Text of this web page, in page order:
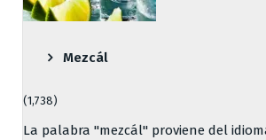
Mezcál
(1,738)
La palabra "mezcál" proviene del